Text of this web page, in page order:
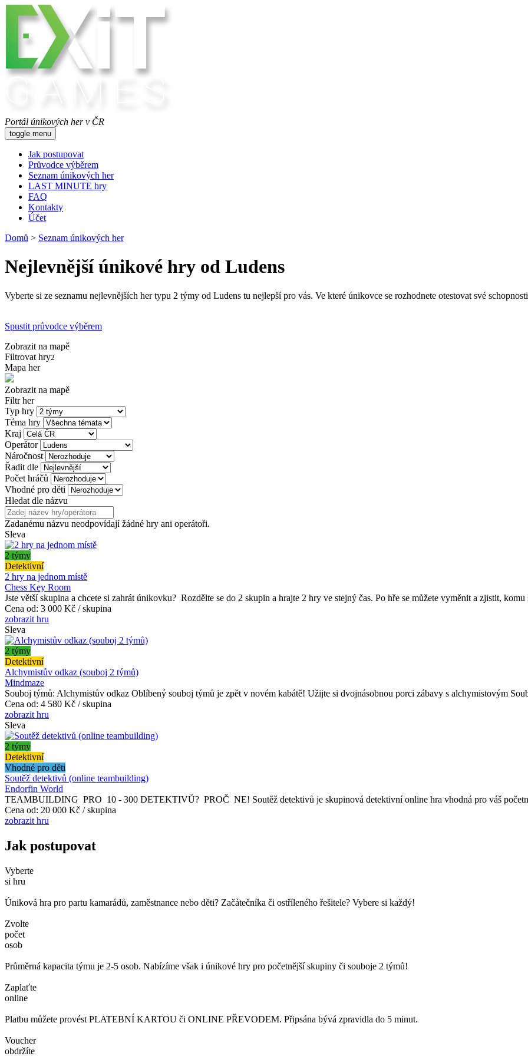
Portál únikových her v ČR
toggle menu
Jak postupovat
Průvodce výběrem
Seznam únikových her
LAST MINUTE hry
FAQ
Kontakty
Účet
Domů > Seznam únikových her
Nejlevnější únikové hry od Ludens
Vyberte si ze seznamu nejlevnějších her typu 2 týmy od Ludens tu nejlepší pro vás. Ve které únikovce se rozhodnete otestovat své
Spustit průvodce výběrem
Zobrazit na mapě
Filtrovat hry2
Mapa her
Zobrazit na mapě
Filtr her
Typ hry
Téma hry
Kraj
Operátor
Náročnost
Řadit dle
Počet hráčů
Vhodné pro děti
Hledat dle názvu
Zadanému názvu neodpovídají žádné hry ani operátoři.
Sleva
2 týmy
Detektivní
2 hry na jednom místě
Chess Key Room
Jste větší skupina a chcete si zahrát únikovku? Rozdělte se do 2 skupin a hrajte 2 hry ve stejný čas. Po hře se můžete vyměnit a zjistit,
Cena od: 3 000 Kč / skupina
zobrazit hru
Sleva
2 týmy
Detektivní
Alchymistův odkaz (souboj 2 týmů)
Mindmaze
Souboj týmů: Alchymistův odkaz Oblíbený souboj týmů je zpět v novém kabátě! Užijte si dvojnásobnou porci zábavy s alchymistovým
Cena od: 4 580 Kč / skupina
zobrazit hru
Sleva
2 týmy
Detektivní
Vhodné pro děti
Soutěž detektivů (online teambuilding)
Endorfin World
TEAMBUILDING PRO 10 - 300 DETEKTIVŮ? PROČ NE! Soutěž detektivů je skupinová detektivní online hra vhodná pro váš
Cena od: 20 000 Kč / skupina
zobrazit hru
Jak postupovat
Vyberte
si hru
Úniková hra pro partu kamarádů, zaměstnance nebo děti? Začátečníka či ostříleného řešitele? Vybere si každý!
Zvolte
počet
osob
Průměrná kapacita týmu je 2-5 osob. Nabízíme však i únikové hry pro početnější skupiny či souboje 2 týmů!
Zaplaťte
online
Platbu můžete provést PLATEBNÍ KARTOU či ONLINE PŘEVODEM. Připsána bývá zpravidla do 5 minut.
Voucher
obdržíte